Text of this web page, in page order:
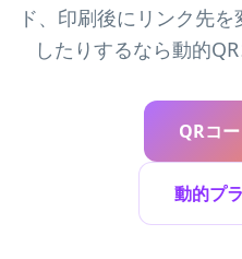
ド、印刷後にリンク先
したりするなら動的
QRコ
動的プ